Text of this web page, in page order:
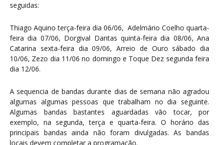
seguidas:
Thiago Aquino terça-feira dia 06/06, Adelmário Coelho quarta-
feira dia 07/06, Dorgival Dantas quinta-feira dia 08/06, Ana
Catarina sexta-feira dia 09/06, Arreio de Ouro sábado dia
10/06, Zezo dia 11/06 no domingo e Toque Dez segunda feira
dia 12/06.
A sequencia de bandas durante dias de semana não agradou
algumas algumas pessoas que trabalham no dia seguinte.
Algumas bandas bastantes aguardadas vão tocar, por
exemplo, na segunda, terça e quarta-feira. O horário das
principais bandas ainda não foram divulgadas. As bandas
locais devem completar a programação.